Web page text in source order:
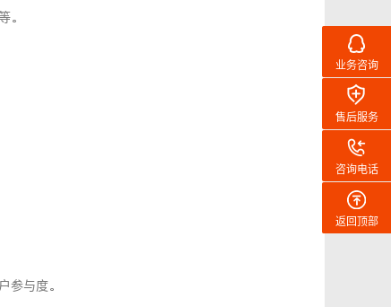
。
参与度。
业务咨询
售后服务
咨询电话
返回顶部